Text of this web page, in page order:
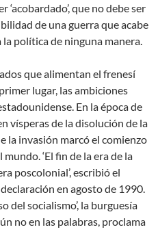
que no debe ser
de una guerra que acabe
política de ninguna manera.
que alimentan el frenesí
lugar, las ambiciones
En la época de
vísperas de la disolución de la
la invasión marcó el comienzo
‘El fin de la era de la
poscolonial’, escribió el
en agosto de 1990.
del socialismo’, la burguesía
no en las palabras, proclama